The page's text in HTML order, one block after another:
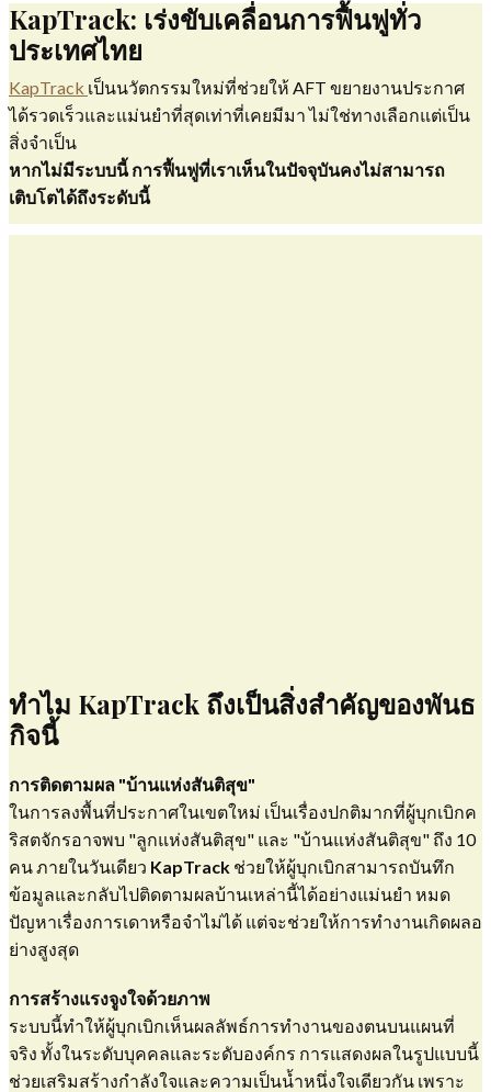
​KapTrack: เร่งขับเคลื่อนการฟื้นฟูทั่ว
ประเทศไทย
KapTrack เป็นนวัตกรรมใหม่ที่ช่วยให้ AFT ขยายงานประกาศ
ได้รวดเร็วและแม่นยำที่สุดเท่าที่เคยมีมา ไม่ใช่ทางเลือกแต่เป็น
สิ่งจำเป็น
หากไม่มีระบบนี้ การฟื้นฟูที่เราเห็นในปัจจุบันคงไม่สามารถ
เติบโตได้ถึงระดับนี้
​ทำไม KapTrack ถึงเป็นสิ่งสำคัญของพันธ
กิจนี้
การติดตามผล "บ้านแห่งสันติสุข"
​ในการลงพื้นที่ประกาศในเขตใหม่ เป็นเรื่องปกติมากที่ผู้บุกเบิกค
ริสตจักรอาจพบ "ลูกแห่งสันติสุข" และ "บ้านแห่งสันติสุข" ถึง 10
คน ภายในวันเดียว KapTrack ช่วยให้ผู้บุกเบิกสามารถบันทึก
ข้อมูลและกลับไปติดตามผลบ้านเหล่านี้ได้อย่างแม่นยำ หมด
ปัญหาเรื่องการเดาหรือจำไม่ได้ แต่จะช่วยให้การทำงานเกิดผลอ
ย่างสูงสุด
การสร้างแรงจูงใจด้วยภาพ
ระบบนี้ทำให้ผู้บุกเบิกเห็นผลลัพธ์การทำงานของตนบนแผนที่
จริง ทั้งในระดับบุคคลและระดับองค์กร การแสดงผลในรูปแบบนี้
ช่วยเสริมสร้างกำลังใจและความเป็นน้ำหนึ่งใจเดียวกัน เพราะ